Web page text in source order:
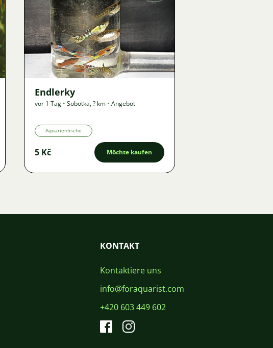
Bild
71
Endlerky
vor 1 Tag • Sobotka,? km • Angebot
Aquarienfische
5 Kč Möchte kaufen
KONTAKT
Kontaktiere uns
info@foraquarist.com
+420 603 449 602